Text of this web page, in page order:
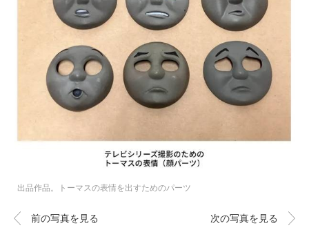
出品作品。トーマスの表情を出すためのパーツ
前の写真を見る 次の写真を見る